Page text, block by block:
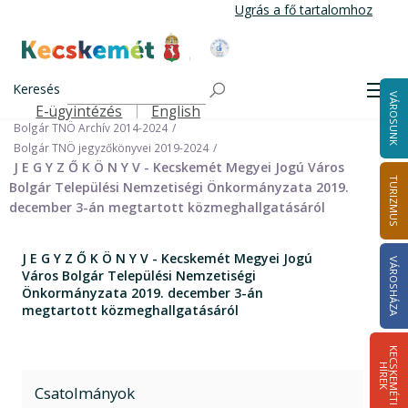
tartalomra
Ugrás a fő tartalomhoz
Kecskemét Város Honlapja
Keresés
Felső navigáció
E-ügyintézés English VÁROSUNK
TURIZMUS
VÁROSHÁZA
K
E
C
S
K
E
M
É
T
I
HÍ
R
E
K
Önkormányzat
Nemzetiségi Önkormányzatok
Bolgár Települési Nemzetiségi Önkormányzat
Bolgár TNÖ Archív 2014-2024
Bolgár TNÖ jegyzőkönyvei 2019-2024
J E G Y Z Ő K Ö N Y V - Kecskemét Megyei Jogú Város
Bolgár Települési Nemzetiségi Önkormányzata 2019.
december 3-án megtartott közmeghallgatásáról
J E G Y Z Ő K Ö N Y V - Kecskemét Megyei Jogú
Város Bolgár Települési Nemzetiségi
Önkormányzata 2019. december 3-án
megtartott közmeghallgatásáról
Csatolmányok